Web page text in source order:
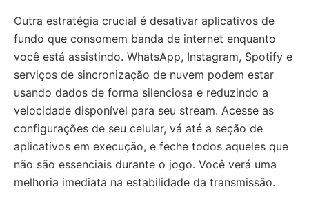
Outra estratégia crucial é desativar aplicativos de
fundo que consomem banda de internet enquanto
você está assistindo. WhatsApp, Instagram, Spotify e
serviços de sincronização de nuvem podem estar
usando dados de forma silenciosa e reduzindo a
velocidade disponível para seu stream. Acesse as
configurações de seu celular, vá até a seção de
aplicativos em execução, e feche todos aqueles que
não são essenciais durante o jogo. Você verá uma
melhoria imediata na estabilidade da transmissão.